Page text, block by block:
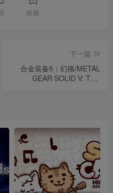
收藏
下一篇
合金装备5：幻痛/METAL
GEAR SOLID V: THE